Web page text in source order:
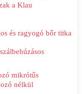
a Klau
és ragyogó bőr titka
mikrótűs
nélkül